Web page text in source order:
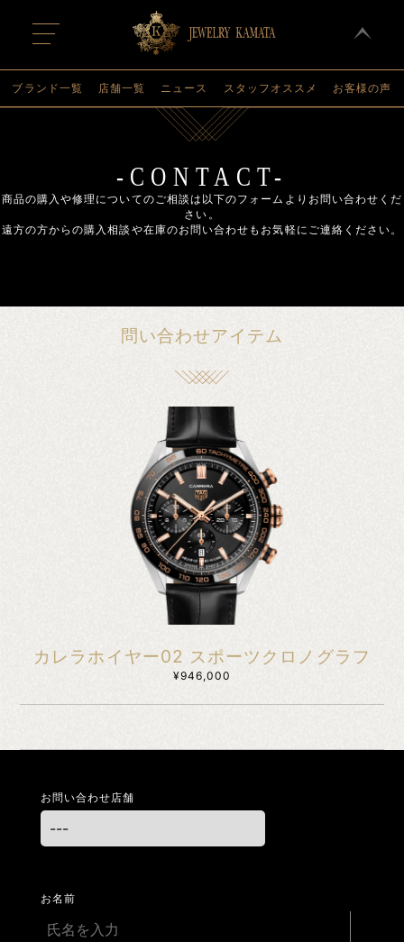
t
o
g
l
n
t
i
n
ブランド一覧 店舗一覧 ニュース スタッフオススメ お客様の声
-CONTACT-
商品の購入や修理についてのご相談は以下のフォームよりお問い合わせくだ
さい。
遠方の方からの購入相談や在庫のお問い合わせもお気軽にご連絡ください。
問い合わせアイテム
カレラホイヤー02 スポーツクロノグラフ
¥946,000
お問い合わせ店舗
お名前